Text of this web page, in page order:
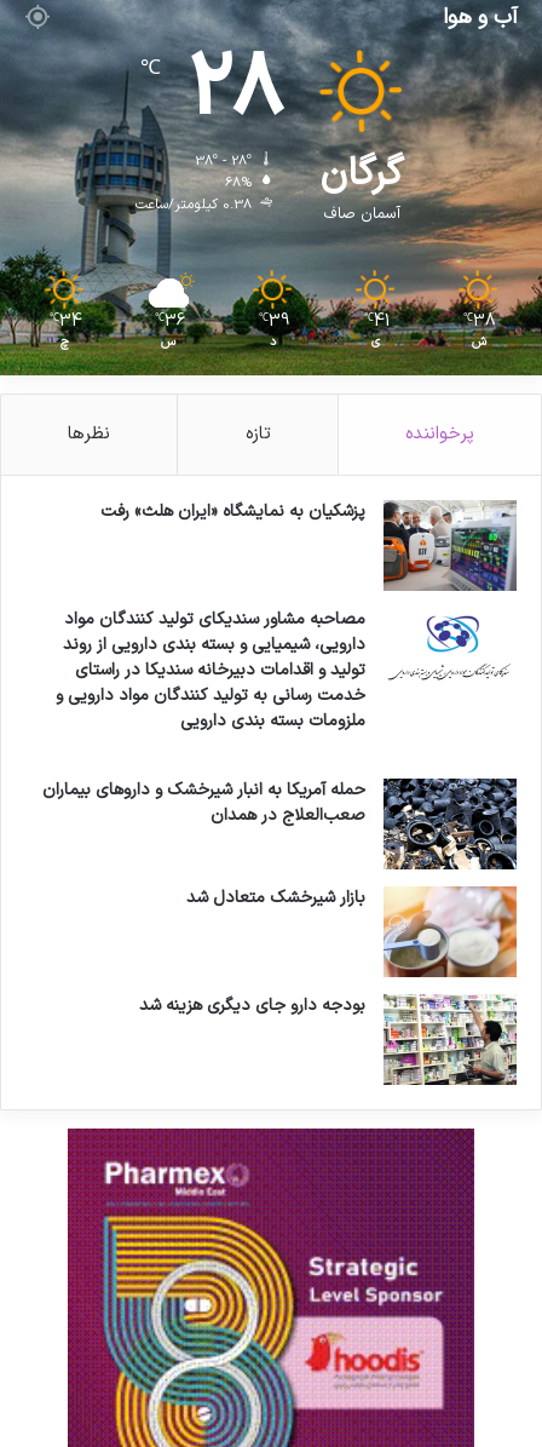
آب و هوا
گرگان
آسمان صاف
28
℃
38º - 28º
68%
0.38 کیلومتر/ساعت
38
℃
ش
41
℃
ی
39
℃
د
36
℃
س
34
℃
چ
پرخواننده تازه نظرها
پزشکیان به نمایشگاه «ایران هلث» رفت
مصاحبه مشاور سندیکای تولید کنندگان مواد
دارویی، شیمیایی و بسته بندی دارویی از روند
تولید و اقدامات دبیرخانه سندیکا در راستای
خدمت رسانی به تولید کنندگان مواد دارویی و
ملزومات بسته بندی دارویی
حمله آمریکا به انبار شیرخشک و داروهای بیماران
صعب‌العلاج در همدان
بازار شیرخشک متعادل شد
بودجه دارو جای دیگری هزینه شد